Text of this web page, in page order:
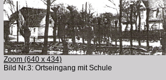
Zoom (640 x 434)
Bild Nr.3: Ortseingang mit Schule